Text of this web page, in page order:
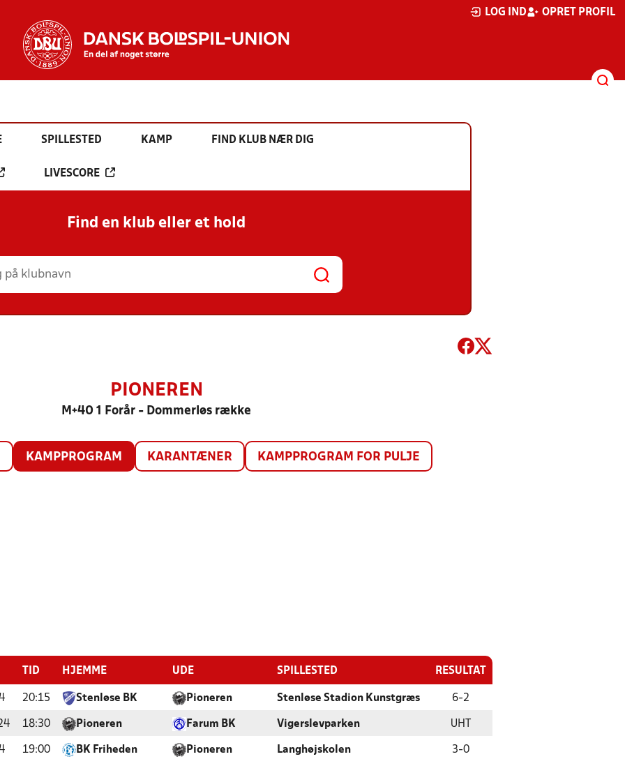
LOG IND OPRET PROFIL
SPILLESTED KAMP FIND KLUB NÆR DIG
LIVESCORE
Find en klub eller et hold
PIONEREN
M+40 1 Forår - Dommerløs række
KAMPPROGRAM KARANTÆNER KAMPPROGRAM FOR PULJE
TID HJEMME UDE SPILLESTED RESULTAT
20:15 Stenløse BK Pioneren Stenløse Stadion Kunstgræs 6-2
18:30 Pioneren Farum BK Vigerslevparken UHT
19:00 BK Friheden Pioneren Langhøjskolen 3-0